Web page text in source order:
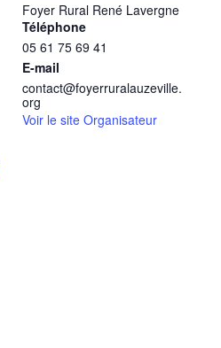
Foyer Rural René Lavergne
Téléphone
05 61 75 69 41
E-mail
contact@foyerruralauzeville.
org
Voir le site Organisateur